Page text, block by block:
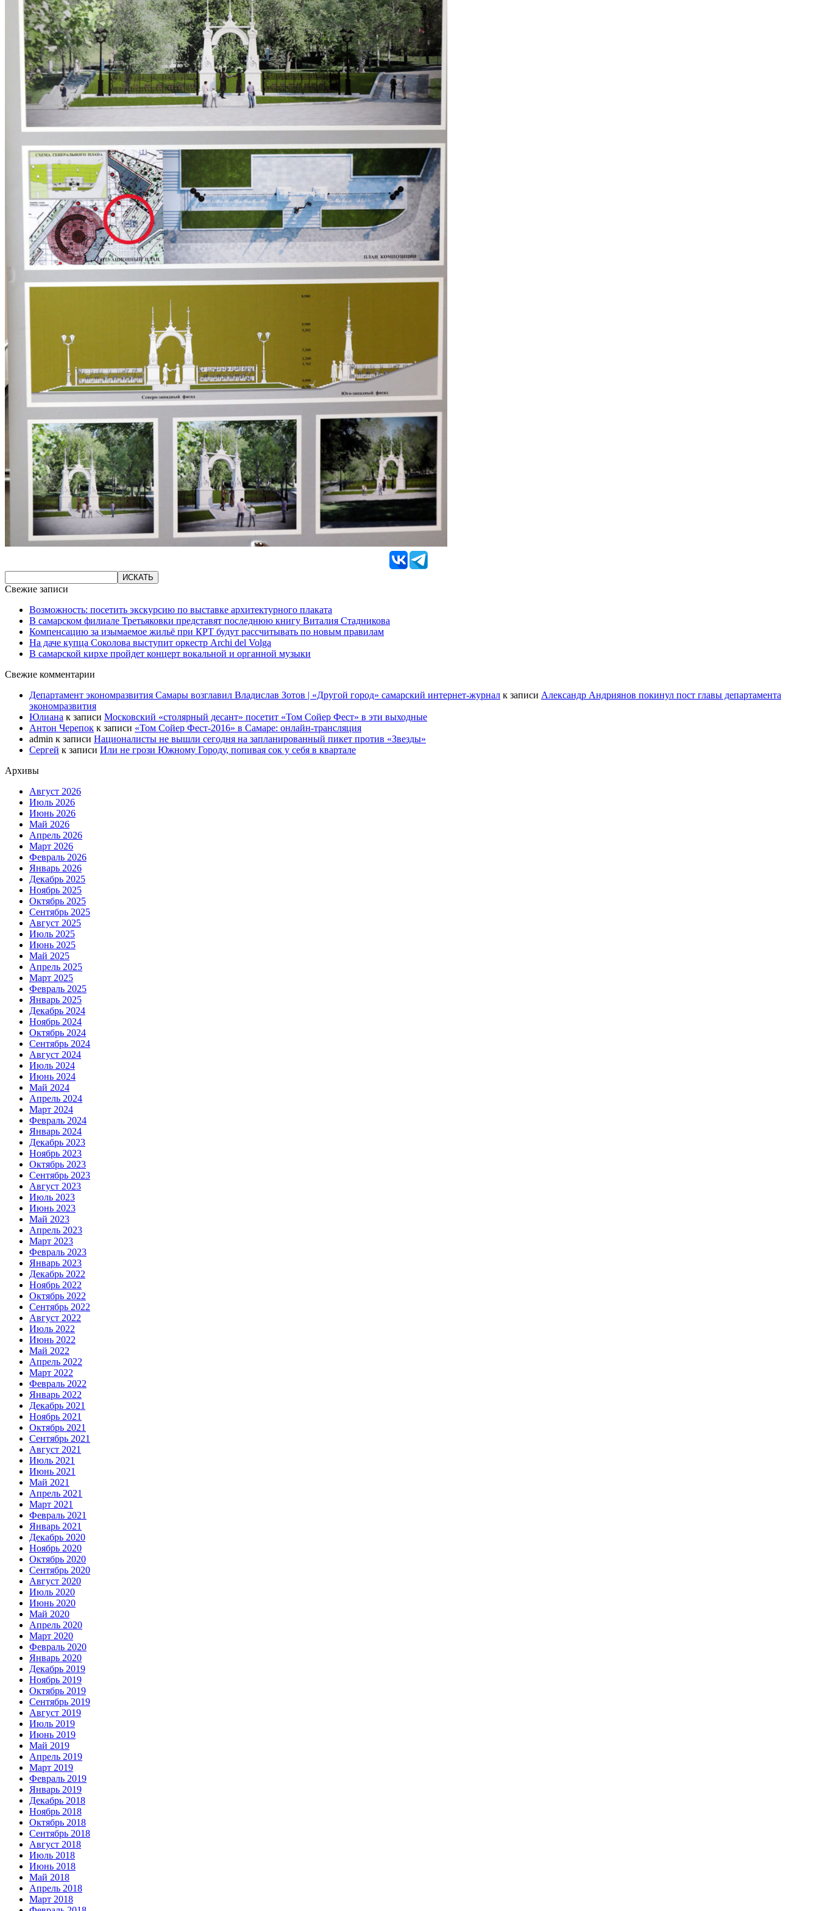
Свежие записи
Возможность: посетить экскурсию по выставке архитектурного плаката
В самарском филиале Третьяковки представят последнюю книгу Виталия Стадникова
Компенсацию за изымаемое жильё при КРТ будут рассчитывать по новым правилам
На даче купца Соколова выступит оркестр Archi del Volga
В самарской кирхе пройдет концерт вокальной и органной музыки
Свежие комментарии
Департамент экономразвития Самары возглавил Владислав Зотов | «Другой город» самарский интернет-журнал к записи Александр Андриянов покинул пост главы департамента
экономразвития
Юлиана к записи Московский «столярный десант» посетит «Том Сойер Фест» в эти выходные
Антон Черепок к записи «Том Сойер Фест-2016» в Самаре: онлайн-трансляция
admin к записи Националисты не вышли сегодня на запланированный пикет против «Звезды»
Сергей к записи Или не грози Южному Городу, попивая сок у себя в квартале
Архивы
Август 2026
Июль 2026
Июнь 2026
Май 2026
Апрель 2026
Март 2026
Февраль 2026
Январь 2026
Декабрь 2025
Ноябрь 2025
Октябрь 2025
Сентябрь 2025
Август 2025
Июль 2025
Июнь 2025
Май 2025
Апрель 2025
Март 2025
Февраль 2025
Январь 2025
Декабрь 2024
Ноябрь 2024
Октябрь 2024
Сентябрь 2024
Август 2024
Июль 2024
Июнь 2024
Май 2024
Апрель 2024
Март 2024
Февраль 2024
Январь 2024
Декабрь 2023
Ноябрь 2023
Октябрь 2023
Сентябрь 2023
Август 2023
Июль 2023
Июнь 2023
Май 2023
Апрель 2023
Март 2023
Февраль 2023
Январь 2023
Декабрь 2022
Ноябрь 2022
Октябрь 2022
Сентябрь 2022
Август 2022
Июль 2022
Июнь 2022
Май 2022
Апрель 2022
Март 2022
Февраль 2022
Январь 2022
Декабрь 2021
Ноябрь 2021
Октябрь 2021
Сентябрь 2021
Август 2021
Июль 2021
Июнь 2021
Май 2021
Апрель 2021
Март 2021
Февраль 2021
Январь 2021
Декабрь 2020
Ноябрь 2020
Октябрь 2020
Сентябрь 2020
Август 2020
Июль 2020
Июнь 2020
Май 2020
Апрель 2020
Март 2020
Февраль 2020
Январь 2020
Декабрь 2019
Ноябрь 2019
Октябрь 2019
Сентябрь 2019
Август 2019
Июль 2019
Июнь 2019
Май 2019
Апрель 2019
Март 2019
Февраль 2019
Январь 2019
Декабрь 2018
Ноябрь 2018
Октябрь 2018
Сентябрь 2018
Август 2018
Июль 2018
Июнь 2018
Май 2018
Апрель 2018
Март 2018